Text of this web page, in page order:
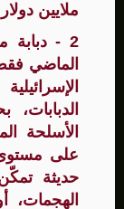
ملايين
الماضي
الأسلحة
على مستوى
حديثة
الهجمات،